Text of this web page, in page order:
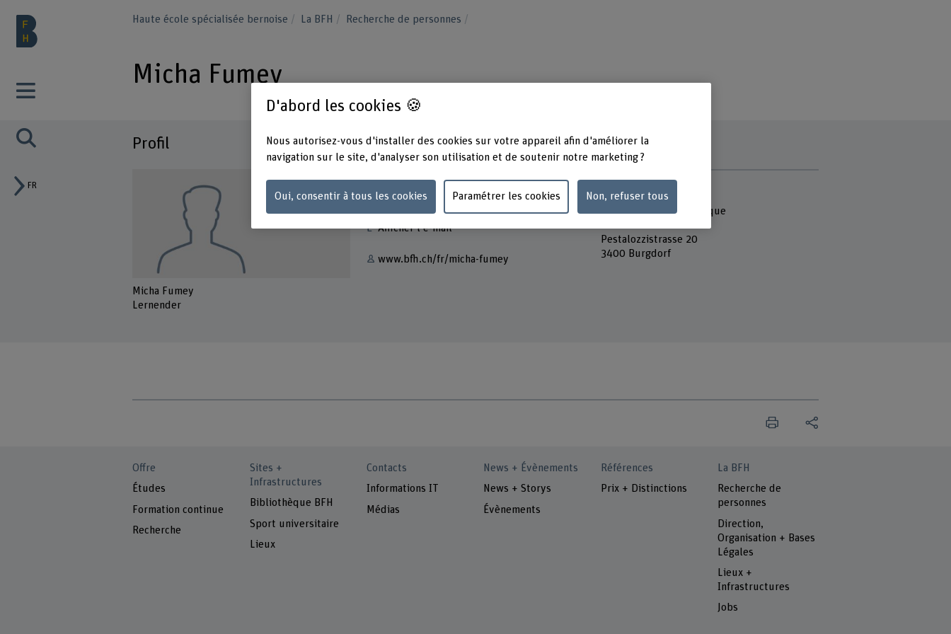
FR
Haute école spécialisée bernoise La BFH Recherche de personnes
Micha Fumey
Profil
Micha Fumey
Lernender
Contact
Afficher l'e-mail
www.bfh.ch/fr/micha-fumey
Adresse
Berner Fachhochschule
Technique et informatique
Pestalozzistrasse 20
3400 Burgdorf
Offre
Études
Formation continue
Recherche
Sites +
Infrastructures
Bibliothèque BFH
Sport universitaire
Lieux
Contacts
Informations IT
Médias
News + Évènements
News + Storys
Évènements
Références
Prix + Distinctions
La BFH
Recherche de
personnes
Direction,
Organisation + Bases
Légales
Lieux +
Infrastructures
Jobs
D'abord les cookies 🍪
Nous autorisez-vous d'installer des cookies sur votre appareil afin d'améliorer la
navigation sur le site, d'analyser son utilisation et de soutenir notre marketing ?
Oui, consentir à tous les cookies Paramétrer les cookies Non, refuser tous